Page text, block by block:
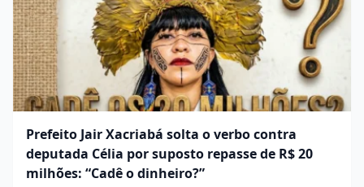
Prefeito Jair Xacriabá solta o verbo contra
deputada Célia por suposto repasse de R$ 20
milhões: “Cadê o dinheiro?”